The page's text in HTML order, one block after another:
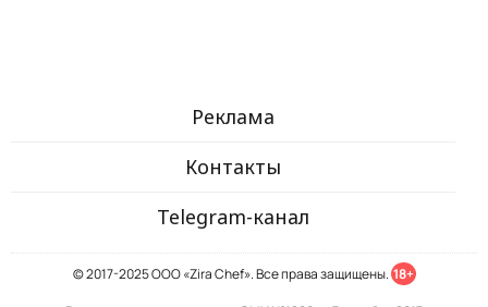
Реклама
Контакты
Telegram-канал
© 2017-2025 ООО «Zira Chef». Все права защищены. 18+